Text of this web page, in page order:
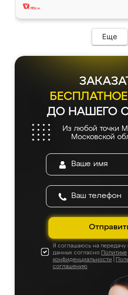
Еще
ДО НАШЕГО
Из любой точки
Московской
Я соглашаюсь на передачу
данных согласно Политике
конфиденциальности
соглашению